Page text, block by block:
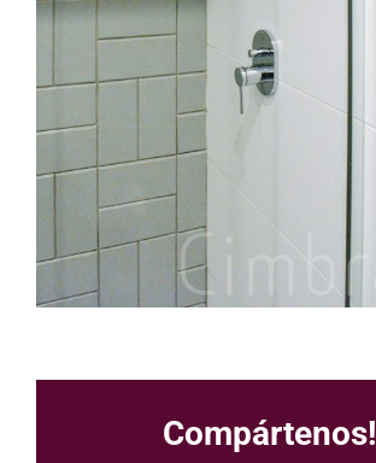
Compártenos!